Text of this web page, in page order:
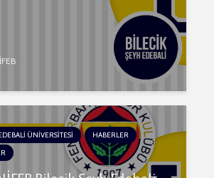
ÜNİVERSİTESİ
HABERLER